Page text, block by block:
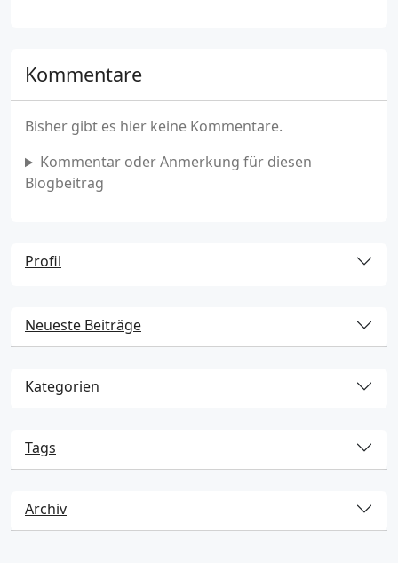
Kommentare
Bisher gibt es hier keine Kommentare.
Kommentar oder Anmerkung für diesen
Blogbeitrag
Profil
Neueste Beiträge
Kategorien
Tags
Archiv